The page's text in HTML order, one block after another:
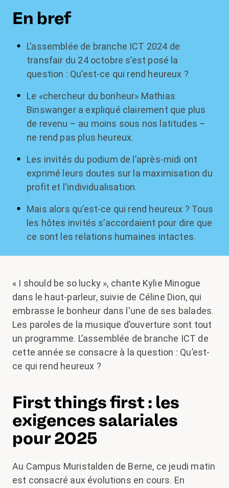
En bref
L’assemblée de branche ICT 2024 de
transfair du 24 octobre s’est posé la
question : Qu’est-ce qui rend heureux ?
Le «chercheur du bonheur» Mathias
Binswanger a expliqué clairement que plus
de revenu – au moins sous nos latitudes –
ne rend pas plus heureux.
Les invités du podium de l’après-midi ont
exprimé leurs doutes sur la maximisation du
profit et l'individualisation.
Mais alors qu’est-ce qui rend heureux ? Tous
les hôtes invités s’accordaient pour dire que
ce sont les relations humaines intactes.
« I should be so lucky », chante Kylie Minogue
dans le haut-parleur, suivie de Céline Dion, qui
embrasse le bonheur dans l'une de ses balades.
Les paroles de la musique d’ouverture sont tout
un programme. L’assemblée de branche ICT de
cette année se consacre à la question : Qu’est-
ce qui rend heureux ?
First things first : les
exigences salariales
pour 2025
Au Campus Muristalden de Berne, ce jeudi matin
est consacré aux évolutions en cours. En